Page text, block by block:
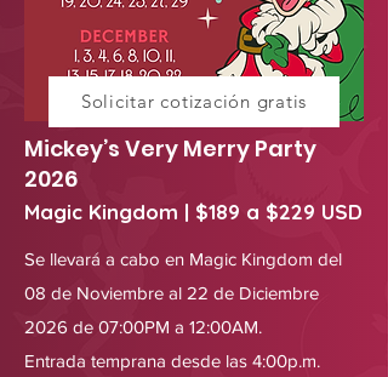
Solicitar cotización gratis
Mickey’s Very Merry Party
2026
Magic Kingdom | $189 a $229 USD
Se llevará a cabo en Magic Kingdom del
08 de Noviembre al 22 de Diciembre
2026 de 07:00PM a 12:00AM.
Entrada temprana desde las 4:00p.m.